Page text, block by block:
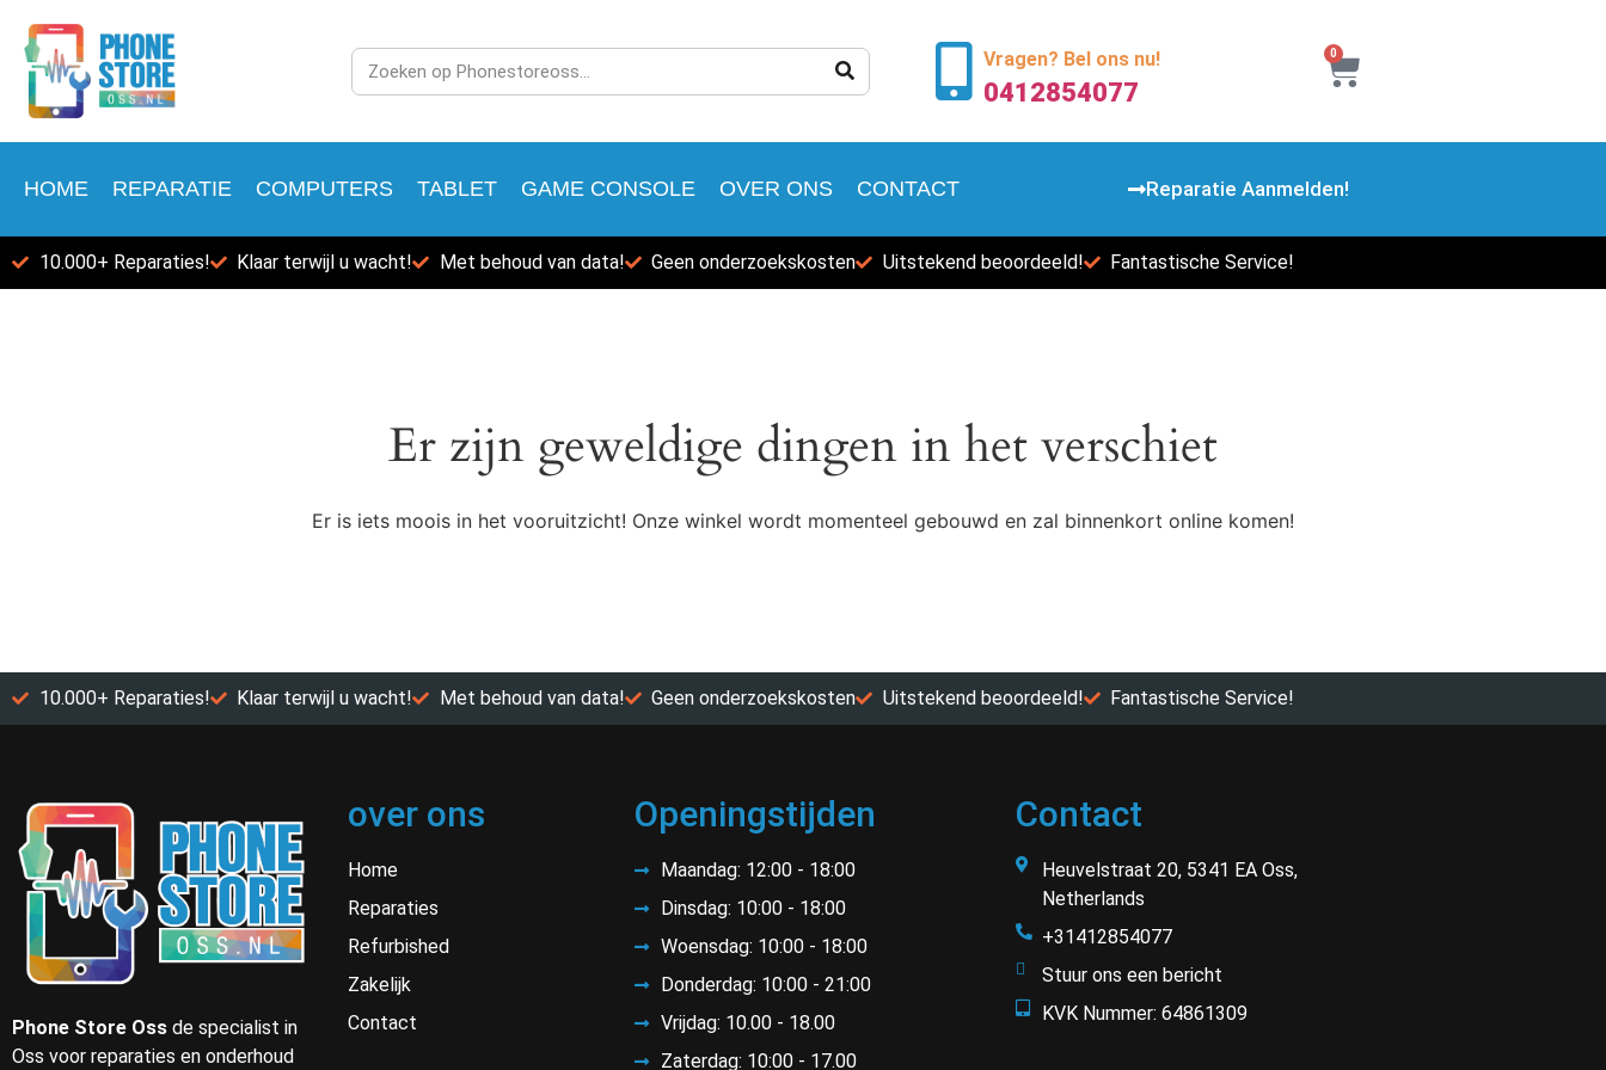
Vragen? Bel ons nu!
0412854077
0
HOME REPARATIE COMPUTERS TABLET GAME CONSOLE OVER ONS CONTACT Reparatie Aanmelden!
10.000+ Reparaties! Klaar terwijl u wacht! Met behoud van data! Geen onderzoekskosten Uitstekend beoordeeld! Fantastische Service!
Er zijn geweldige dingen in het verschiet
Er is iets moois in het vooruitzicht! Onze winkel wordt momenteel gebouwd en zal binnenkort online komen!
10.000+ Reparaties! Klaar terwijl u wacht! Met behoud van data! Geen onderzoekskosten Uitstekend beoordeeld! Fantastische Service!
Phone Store Oss de specialist in
Oss voor reparaties en onderhoud
over ons
Home
Reparaties
Refurbished
Zakelijk
Contact
Openingstijden
Maandag: 12:00 - 18:00
Dinsdag: 10:00 - 18:00
Woensdag: 10:00 - 18:00
Donderdag: 10:00 - 21:00
Vrijdag: 10.00 - 18.00
Zaterdag: 10:00 - 17.00
Contact
Heuvelstraat 20, 5341 EA Oss,
Netherlands
+31412854077
Stuur ons een bericht
KVK Nummer: 64861309